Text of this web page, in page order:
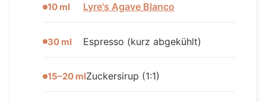
10 ml Lyre's Agave Blanco
30 ml Espresso (kurz abgekühlt)
15–20 mlZuckersirup (1:1)